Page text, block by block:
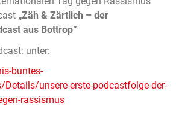
„Zäh & Zärtlich – der
aus Bottrop“
unter:
buntes-
unsere-erste-podcastfolge-der-
rassismus